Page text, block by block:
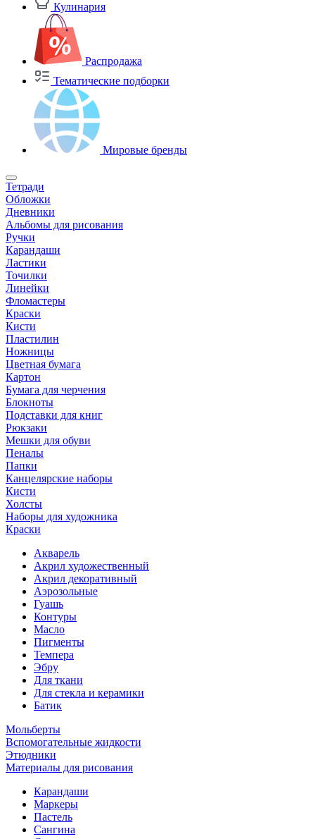
Кулинария
Распродажа
Тематические подборки
Мировые бренды
Тетради
Обложки
Дневники
Альбомы для рисования
Ручки
Карандаши
Ластики
Точилки
Линейки
Фломастеры
Краски
Кисти
Пластилин
Ножницы
Цветная бумага
Картон
Бумага для черчения
Блокноты
Подставки для книг
Рюкзаки
Мешки для обуви
Пеналы
Папки
Канцелярские наборы
Кисти
Холсты
Наборы для художника
Краски
Акварель
Акрил художественный
Акрил декоративный
Аэрозольные
Гуашь
Контуры
Масло
Пигменты
Темпера
Эбру
Для ткани
Для стекла и керамики
Батик
Мольберты
Вспомогательные жидкости
Этюдники
Материалы для рисования
Карандаши
Маркеры
Пастель
Сангина